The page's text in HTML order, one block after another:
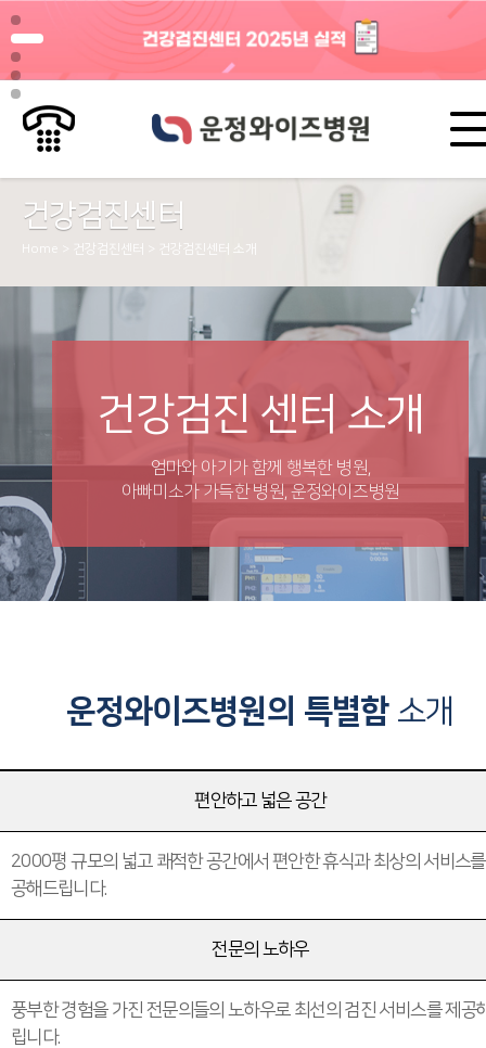
건강검진센터
Home > 건강검진센터 > 건강검진센터 소개
건강검진 센터 소개
엄마와 아기가 함께 행복한 병원,
아빠미소가 가득한 병원, 운정와이즈병원
운정와이즈병원의 특별함소개
편안하고 넓은 공간
2000평 규모의 넓고 쾌적한 공간에서 편안한 휴식과 최상의 서비스
공해드립니다.
전문의 노하우
풍부한 경험을 가진 전문의들의 노하우로 최선의 검진 서비스를 제공
립니다.